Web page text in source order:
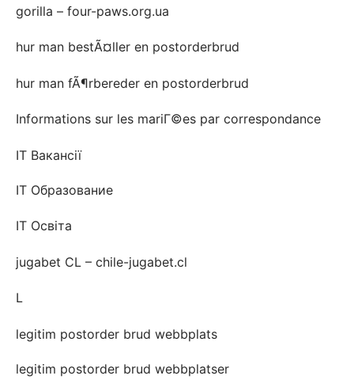
gorilla – four-paws.org.ua
hur man bestÃ¤ller en postorderbrud
hur man fÃ¶rbereder en postorderbrud
Informations sur les mariГ©es par correspondance
IT Вакансії
IT Образование
IT Освіта
jugabet CL – chile-jugabet.cl
L
legitim postorder brud webbplats
legitim postorder brud webbplatser